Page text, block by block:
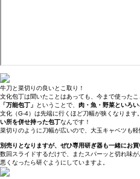
牛刀と菜切りの良いとこ取り！
文化包丁は聞いたことはあっても、今まで使った
「万能包丁」
ということで、 肉・魚・野菜といろい
文化（G-4）は先端に行くほど刀幅が狭くなりま
い所を併せ持った包丁なんです！
菜切りのように刀幅が広いので、大玉キャベツも
別売りとなりますが、ぜひ専用研ぎ器も一緒にお
数回スライドするだけで、またスパーッと切れ味
悪くなったら研ぐようにしていますよ。